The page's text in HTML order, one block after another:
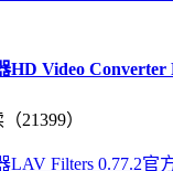
HD Video
21399）